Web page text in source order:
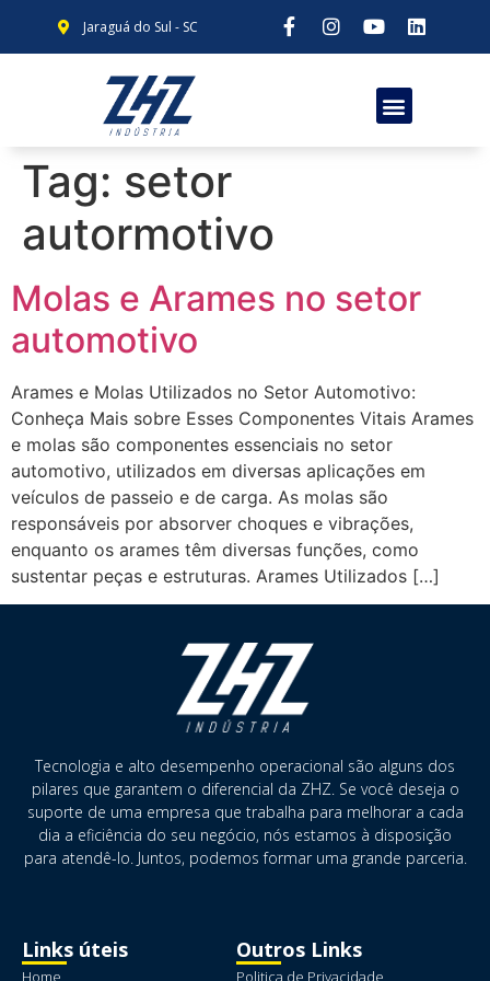
Jaraguá do Sul - SC
Tag: setor
autormotivo
Molas e Arames no setor
automotivo
Arames e Molas Utilizados no Setor Automotivo:
Conheça Mais sobre Esses Componentes Vitais Arames
e molas são componentes essenciais no setor
automotivo, utilizados em diversas aplicações em
veículos de passeio e de carga. As molas são
responsáveis por absorver choques e vibrações,
enquanto os arames têm diversas funções, como
sustentar peças e estruturas. Arames Utilizados […]
Tecnologia e alto desempenho operacional são alguns dos
pilares que garantem o diferencial da ZHZ. Se você deseja o
suporte de uma empresa que trabalha para melhorar a cada
dia a eficiência do seu negócio, nós estamos à disposição
para atendê-lo. Juntos, podemos formar uma grande parceria.
Links úteis Outros Links